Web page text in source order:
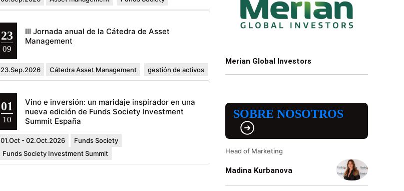
23
09
III Jornada anual de la Cátedra de Asset
Management
23.Sep.2026 Cátedra Asset Management gestión de activos
01
10
Vino e inversión: un maridaje inspirador en una
nueva edición de Funds Society Investment
Summit España
01.Oct - 02.Oct.2026
Funds Society
Funds Society Investment Summit
Merian Global Investors
SOBRE NOSOTROS
Head of Marketing
Madina Kurbanova